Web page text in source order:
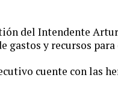
del Intendente
gastos y recursos
cuente con las